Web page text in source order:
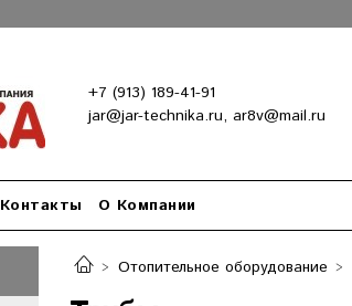
+7 (913) 189-41-91
jar@jar-technika.ru, ar8v@mail.ru
Контакты О Компании
Отопительное оборудование